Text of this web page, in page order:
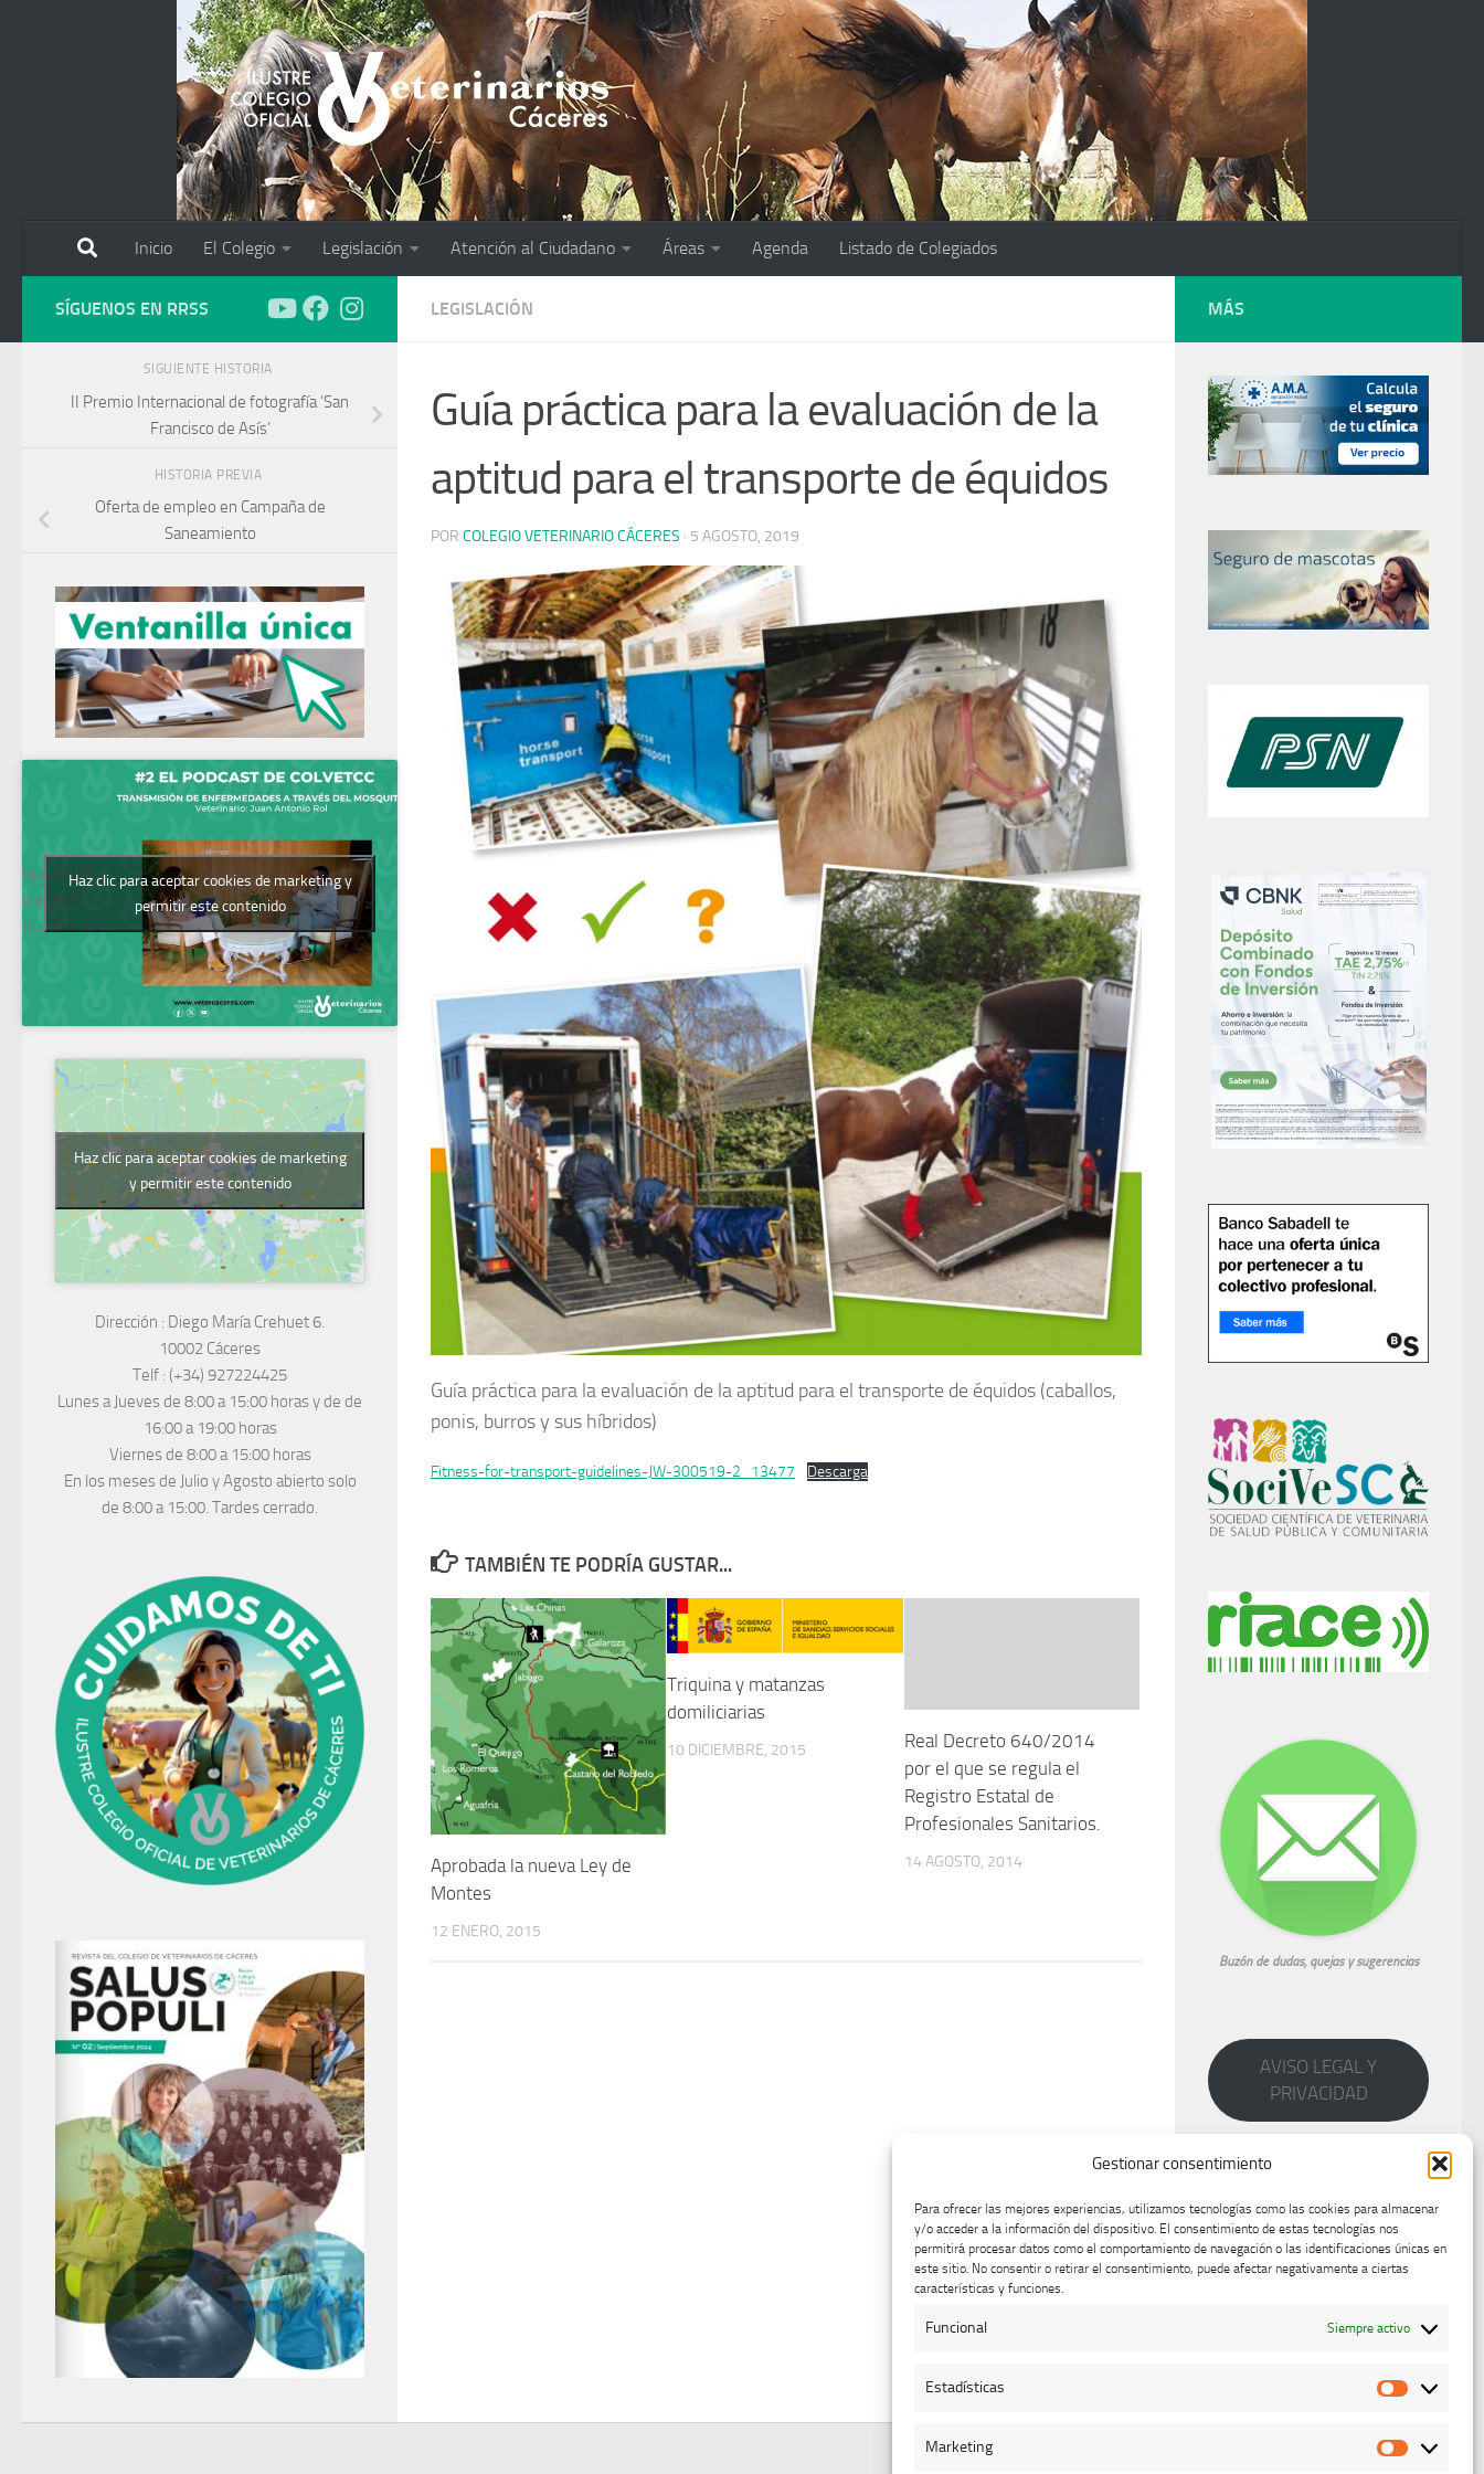
Gestionar consentimiento
Para ofrecer las mejores experiencias, utilizamos tecnologías como las cookies para almacenar
y/o acceder a la información del dispositivo. El consentimiento de estas tecnologías nos
permitirá procesar datos como el comportamiento de navegación o las identificaciones únicas en
este sitio. No consentir o retirar el consentimiento, puede afectar negativamente a ciertas
características y funciones.
Funcional Siempre activo
Estadísticas
Marketing
Marketing
Inicio El Colegio Legislación Atención al Ciudadano Áreas Agenda Listado de Colegiados
LEGISLACIÓN
Guía práctica para la evaluación de la
aptitud para el transporte de équidos
POR COLEGIO VETERINARIO CÁCERES · 5 AGOSTO, 2019
Guía práctica para la evaluación de la aptitud para el transporte de équidos (caballos,
ponis, burros y sus híbridos)
Fitness-for-transport-guidelines-JW-300519-2_13477 Descarga
TAMBIÉN TE PODRÍA GUSTAR...
Aprobada la nueva Ley de
Montes
12 ENERO, 2015
Triquina y matanzas
domiliciarias
10 DICIEMBRE, 2015
Real Decreto 640/2014
por el que se regula el
Registro Estatal de
Profesionales Sanitarios.
14 AGOSTO, 2014
SÍGUENOS EN RRSS
SIGUIENTE HISTORIA
II Premio Internacional de fotografía ‘San
Francisco de Asís’
HISTORIA PREVIA
Oferta de empleo en Campaña de
Saneamiento
Podcast del
Colegio de
Veterinarios
Haz clic para aceptar cookies de marketing y
permitir este contenido
Haz clic para aceptar cookies de marketing
y permitir este contenido
Dirección : Diego María Crehuet 6.
10002 Cáceres
Telf : (+34) 927224425
Lunes a Jueves de 8:00 a 15:00 horas y de de
16:00 a 19:00 horas
Viernes de 8:00 a 15:00 horas
En los meses de Julio y Agosto abierto solo
de 8:00 a 15:00. Tardes cerrado.
MÁS
Buzón de dudas, quejas y sugerencias
AVISO LEGAL Y
PRIVACIDAD